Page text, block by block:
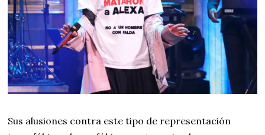
Sus alusiones contra este tipo de representación